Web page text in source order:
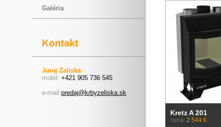
Galéria
Kontakt
Juraj Zeliska
mobil: +421 905 736 545
e-mail:predaj@krbyzeliska.sk
Kretz A 201
cena: 2 544 €